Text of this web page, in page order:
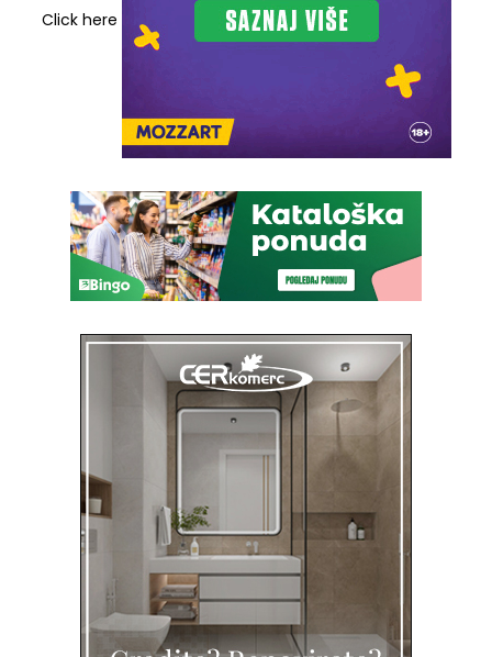
Click here